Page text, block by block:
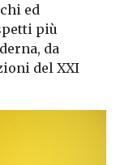
ed
più
da
del XXI